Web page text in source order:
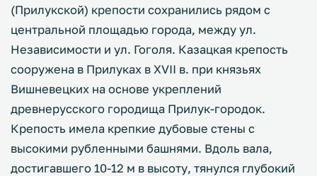
(Прилукской) крепости сохранились рядом с
центральной площадью города, между ул.
Независимости и ул. Гоголя. Казацкая крепость
сооружена в Прилуках в XVII в. при князьях
Вишневецких на основе укреплений
древнерусского городища Прилук-городок.
Крепость имела крепкие дубовые стены с
высокими рубленными башнями. Вдоль вала,
достигавшего 10-12 м в высоту, тянулся глубокий